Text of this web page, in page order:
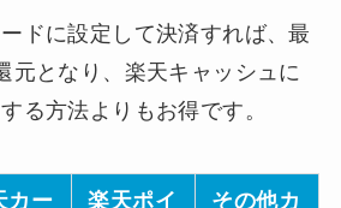
ドに設定して決済すれば、最
元となり、楽天キャッシュに
る方法よりもお得です。
カー
楽天ポイ
その他カ